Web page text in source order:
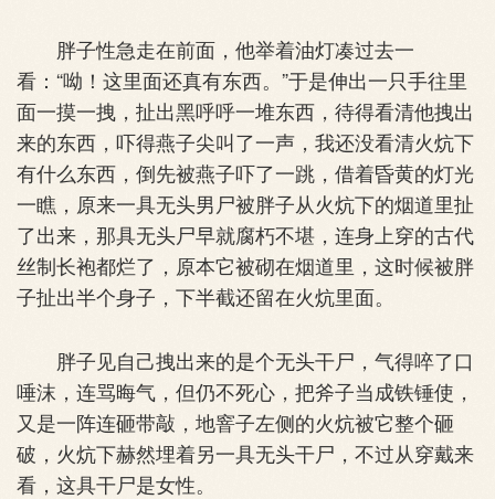
胖子性急走在前面，他举着油灯凑过去一
看：“呦！这里面还真有东西。”于是伸出一只手往里
面一摸一拽，扯出黑呼呼一堆东西，待得看清他拽出
来的东西，吓得燕子尖叫了一声，我还没看清火炕下
有什么东西，倒先被燕子吓了一跳，借着昏黄的灯光
一瞧，原来一具无头男尸被胖子从火炕下的烟道里扯
了出来，那具无头尸早就腐朽不堪，连身上穿的古代
丝制长袍都烂了，原本它被砌在烟道里，这时候被胖
子扯出半个身子，下半截还留在火炕里面。
胖子见自己拽出来的是个无头干尸，气得啐了口
唾沫，连骂晦气，但仍不死心，把斧子当成铁锤使，
又是一阵连砸带敲，地窨子左侧的火炕被它整个砸
破，火炕下赫然埋着另一具无头干尸，不过从穿戴来
看，这具干尸是女性。